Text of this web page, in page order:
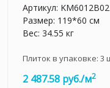
Артикул:
Размер: 119*60 см
Вес: 34.55 кг
Плиток в упаковке: 3
2 487.58 руб./м2